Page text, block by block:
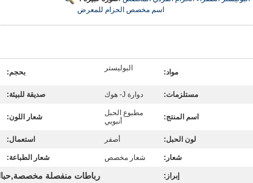
اسم مخصص الحزام للمعرض
مواد: البوليستر بحجم:
مستلزمات: دوارة J- هوك صديقة للبيئة:
اسم المنتج:
مطبوع الحبل
أنبوبي
شعار اللون:
لون الحبل: أصفر استعمال:
شعار: شعار مخصص شعار الطباعة:
إبراز: رباطات منفصلة